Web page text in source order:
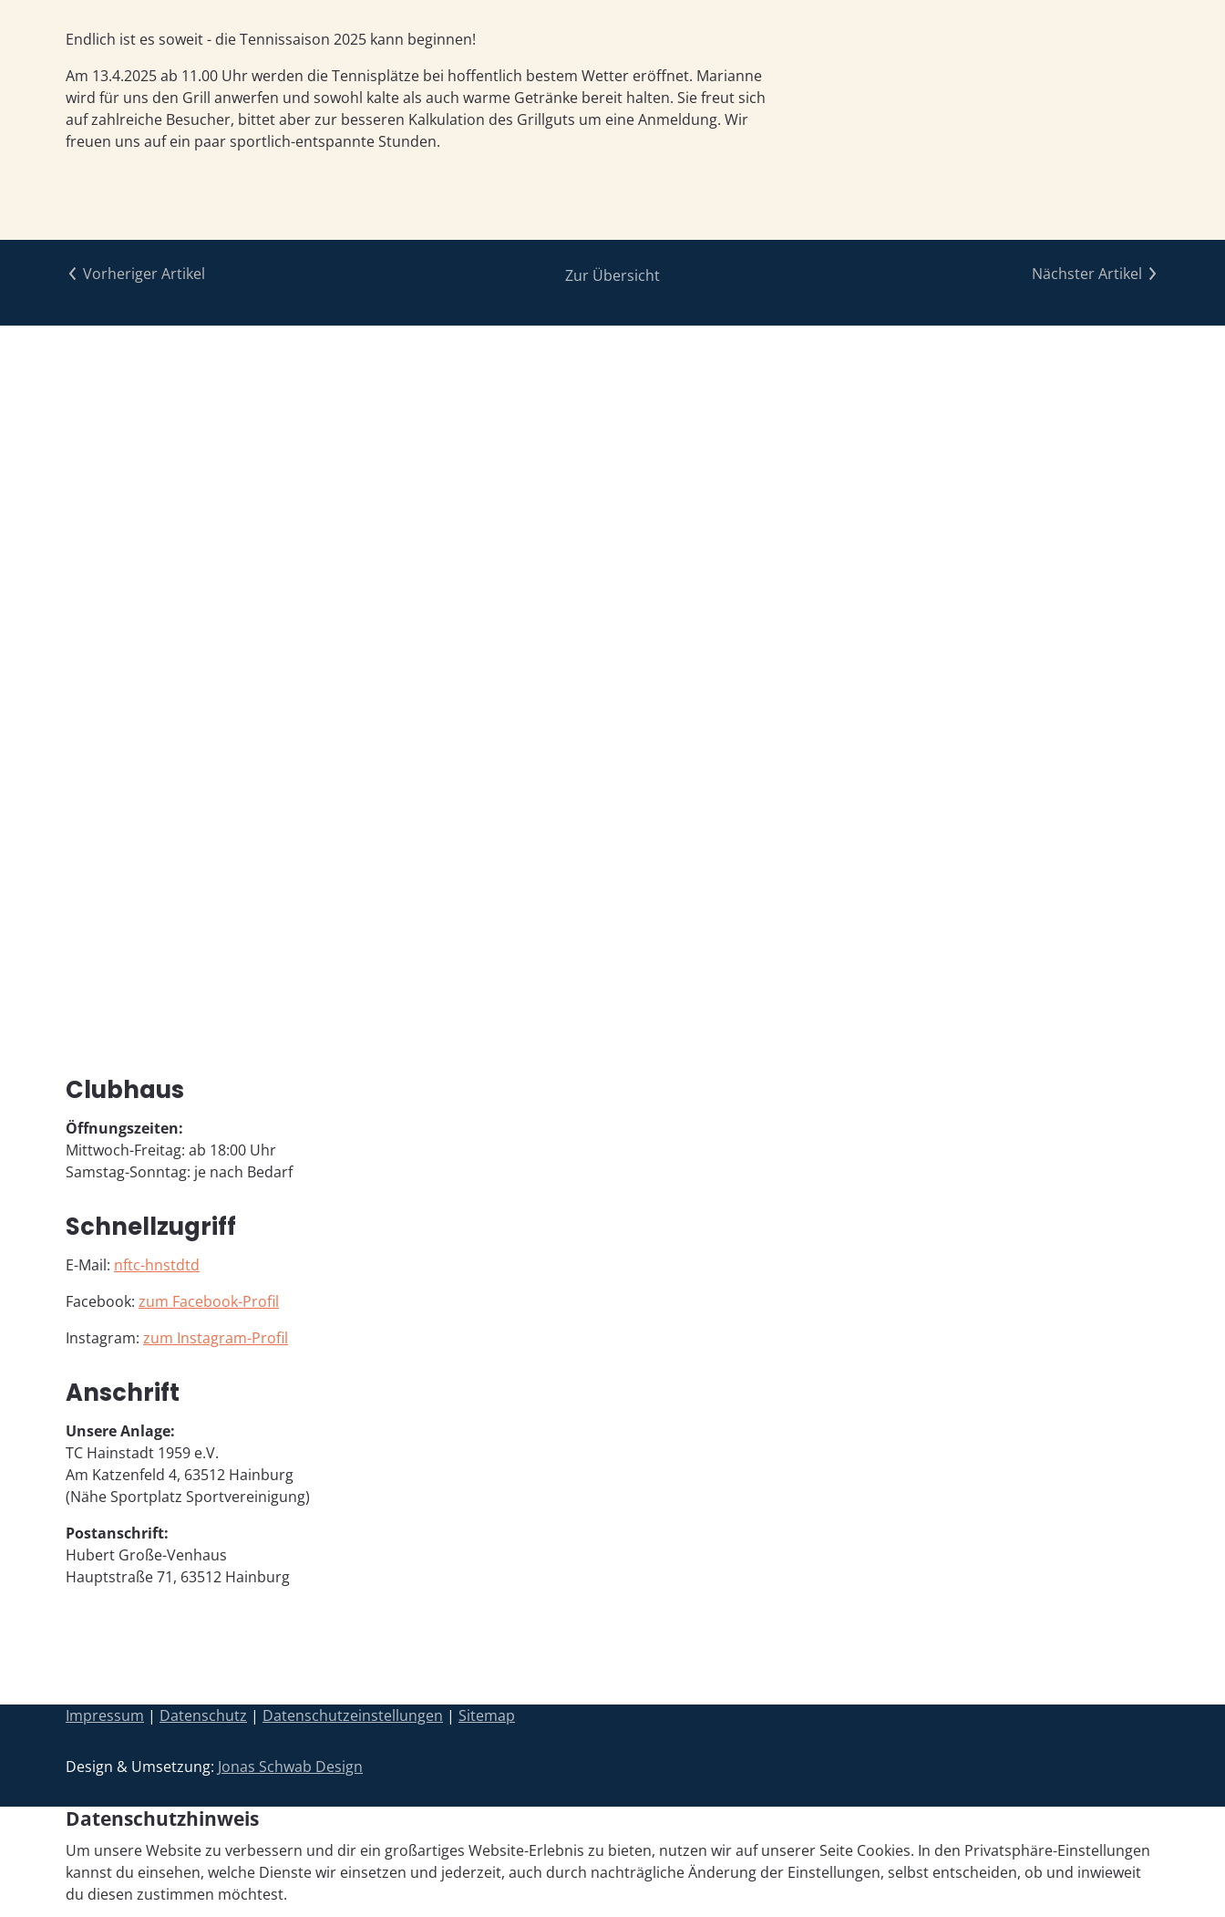
Endlich ist es soweit - die Tennissaison 2025 kann beginnen!
Am 13.4.2025 ab 11.00 Uhr werden die Tennisplätze bei hoffentlich bestem Wetter eröffnet. Marianne
wird für uns den Grill anwerfen und sowohl kalte als auch warme Getränke bereit halten. Sie freut sich
auf zahlreiche Besucher, bittet aber zur besseren Kalkulation des Grillguts um eine Anmeldung. Wir
freuen uns auf ein paar sportlich-entspannte Stunden.
Vorheriger Artikel Zur Übersicht Nächster Artikel
Clubhaus
Öffnungszeiten:
Mittwoch-Freitag: ab 18:00 Uhr
Samstag-Sonntag: je nach Bedarf
Schnellzugriff
E-Mail: nftc-hnstdtd
Facebook: zum Facebook-Profil
Instagram: zum Instagram-Profil
Anschrift
Unsere Anlage:
TC Hainstadt 1959 e.V.
Am Katzenfeld 4, 63512 Hainburg
(Nähe Sportplatz Sportvereinigung)
Postanschrift:
Hubert Große-Venhaus
Hauptstraße 71, 63512 Hainburg
Impressum | Datenschutz | Datenschutzeinstellungen | Sitemap
Design & Umsetzung: Jonas Schwab Design
Datenschutzhinweis
Um unsere Website zu verbessern und dir ein großartiges Website-Erlebnis zu bieten, nutzen wir auf unserer Seite Cookies. In den Privatsphäre-Einstellungen
kannst du einsehen, welche Dienste wir einsetzen und jederzeit, auch durch nachträgliche Änderung der Einstellungen, selbst entscheiden, ob und inwieweit
du diesen zustimmen möchtest.